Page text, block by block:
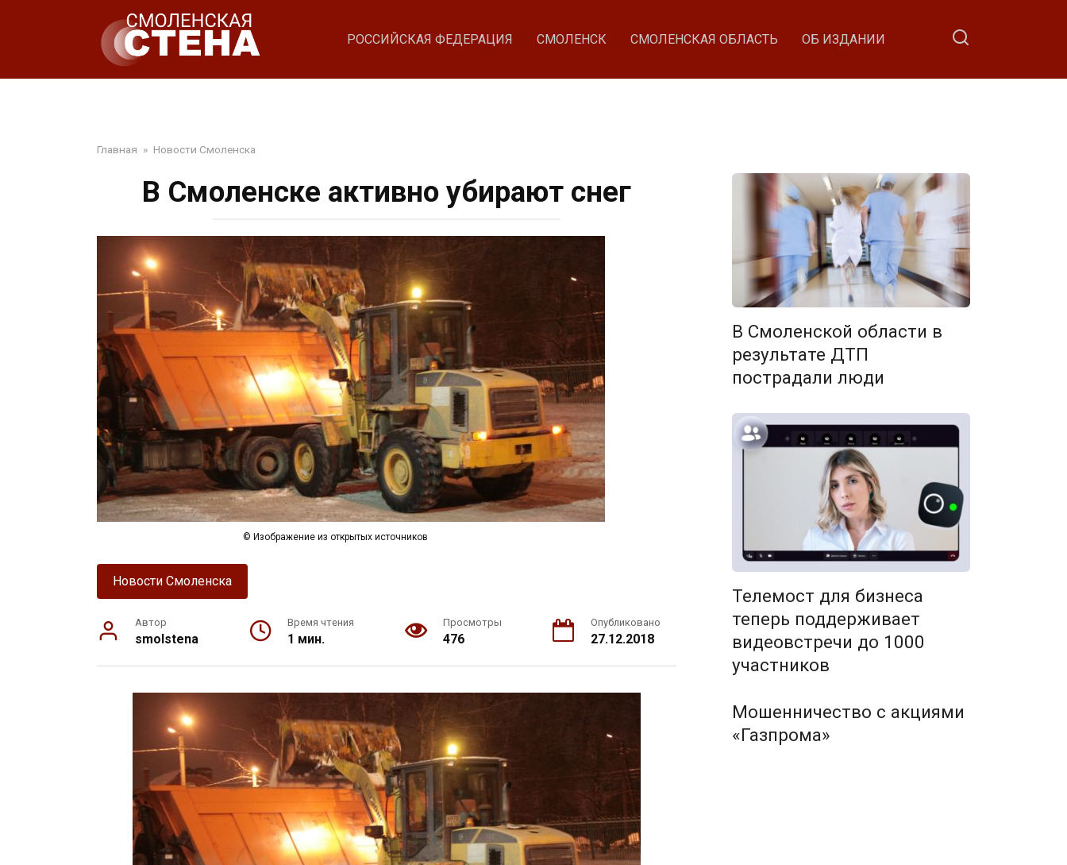
РОССИЙСКАЯ ФЕДЕРАЦИЯ СМОЛЕНСК СМОЛЕНСКАЯ ОБЛАСТЬ ОБ ИЗДАНИИ
Главная » Новости Смоленска
В Смоленске активно убирают снег
© Изображение из открытых источников
Новости Смоленска
Автор
smolstena
Время чтения
1 мин.
Просмотры
476
Опубликовано
27.12.2018
В Смоленской области в
результате ДТП
пострадали люди
Телемост для бизнеса
теперь поддерживает
видеовстречи до 1000
участников
Мошенничество с акциями
«Газпрома»